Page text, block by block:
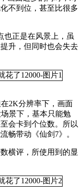
不到位，甚至比很多
也正是在风景上，虽
升，但同时也会失去
2K分辨率下，画面
景下，基本只能勉
会卡到个位数。所以
畅带动《仙剑7》。
横评，所使用到的显